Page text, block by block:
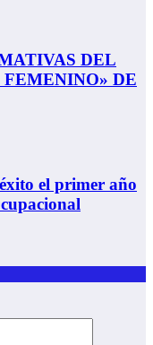
DEL
DE
el primer año